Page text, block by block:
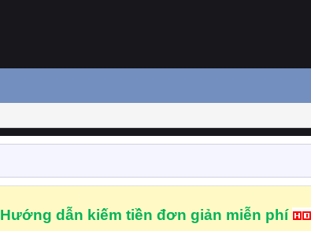
Hướng dẫn kiếm tiền đơn giản miễn phí